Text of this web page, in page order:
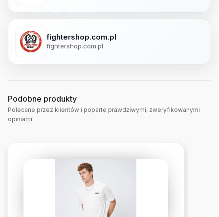
fightershop.com.pl
fightershop.com.pl
Podobne produkty
Polecane przez klientów i poparte prawdziwymi, zweryfikowanymi
opiniami.